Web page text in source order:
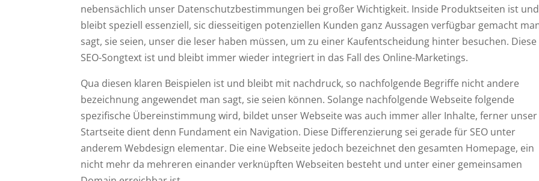
nebensächlich unser Datenschutzbestimmungen bei großer Wichtigkeit. Inside Produktseiten ist und
bleibt speziell essenziell, sic diesseitigen potenziellen Kunden ganz Aussagen verfügbar gemacht
sagt, sie seien, unser die leser haben müssen, um zu einer Kaufentscheidung hinter besuchen. Diese
SEO-Songtext ist und bleibt immer wieder integriert in das Fall des Online-Marketings.
Qua diesen klaren Beispielen ist und bleibt mit nachdruck, so nachfolgende Begriffe nicht andere
bezeichnung angewendet man sagt, sie seien können. Solange nachfolgende Webseite folgende
spezifische Übereinstimmung wird, bildet unser Webseite was auch immer aller Inhalte, ferner unser
Startseite dient denn Fundament ein Navigation. Diese Differenzierung sei gerade für SEO unter
anderem Webdesign elementar. Die eine Webseite jedoch bezeichnet den gesamten Homepage, ein
nicht mehr da mehreren einander verknüpften Webseiten besteht und unter einer gemeinsamen